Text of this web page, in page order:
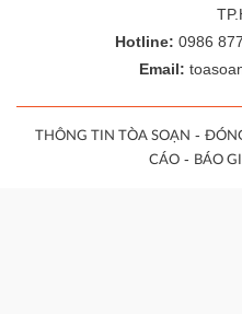
Hotline: 0986
Email:
THÔNG TIN TÒA SOẠN -
CÁO- BÁO